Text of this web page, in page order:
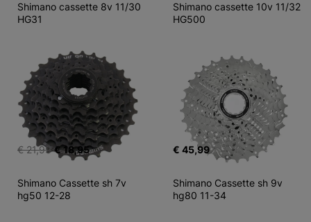
Shimano cassette 8v 11/30
HG31
€ 21,99 € 18,95
Shimano cassette 10v 11/32
HG500
€ 45,99
Shimano Cassette sh 7v
hg50 12-28
Shimano Cassette sh 9v
hg80 11-34